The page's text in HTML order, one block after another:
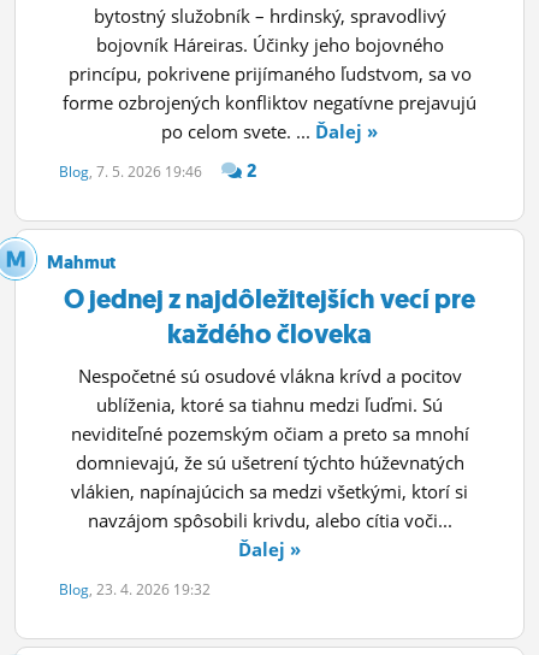
bytostný služobník – hrdinský, spravodlivý
bojovník Háreiras. Účinky jeho bojovného
princípu, pokrivene prijímaného ľudstvom, sa vo
forme ozbrojených konfliktov negatívne prejavujú
po celom svete. ... Ďalej »
Blog, 7. 5. 2026 19:46 2
Mahmut
O jednej z najdôležitejších vecí pre
každého človeka
Nespočetné sú osudové vlákna krívd a pocitov
ublíženia, ktoré sa tiahnu medzi ľuďmi. Sú
neviditeľné pozemským očiam a preto sa mnohí
domnievajú, že sú ušetrení týchto húževnatých
vlákien, napínajúcich sa medzi všetkými, ktorí si
navzájom spôsobili krivdu, alebo cítia voči...
Ďalej »
Blog, 23. 4. 2026 19:32